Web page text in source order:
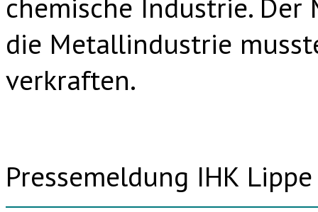
chemische Industrie. Der
die Metallindustrie
verkraften.
Pressemeldung IHK Lippe